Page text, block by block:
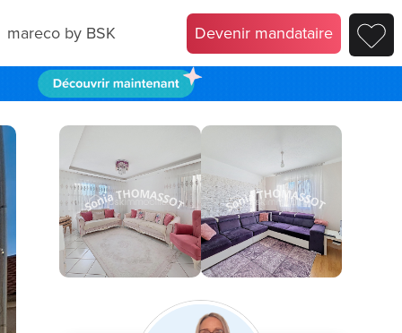
mareco by BSK Devenir mandataire